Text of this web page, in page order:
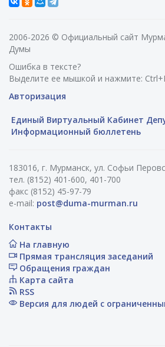
2006-2026 © Официальный сайт
Думы
Ошибка в тексте?
Выделите ее мышкой и нажмите:
Авторизация
Единый Виртуальный Кабинет
Информационный бюллетень
183016, г. Мурманск, ул. Софьи
тел. (8152) 401-600, 401-700
факс (8152) 45-97-79
e-mail: post@duma-murman.ru
Контакты
На главную
Прямая трансляция заседаний
Обращения граждан
Карта сайта
RSS
Версия для людей с